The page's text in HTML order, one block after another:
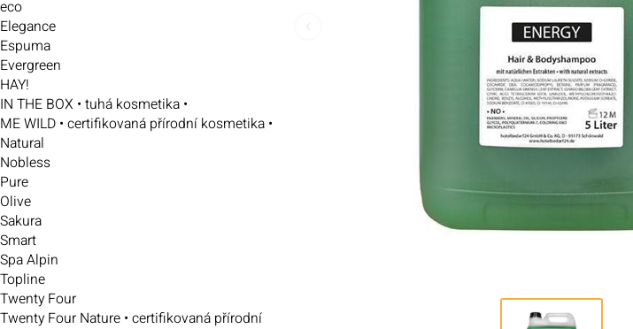
eco
Elegance
Espuma
Evergreen
HAY!
IN THE BOX • tuhá kosmetika •
ME WILD • certifikovaná přírodní kosmetika •
Natural
Nobless
Pure
Olive
Sakura
Smart
Spa Alpin
Topline
Twenty Four
Twenty Four Nature • certifikovaná přírodní